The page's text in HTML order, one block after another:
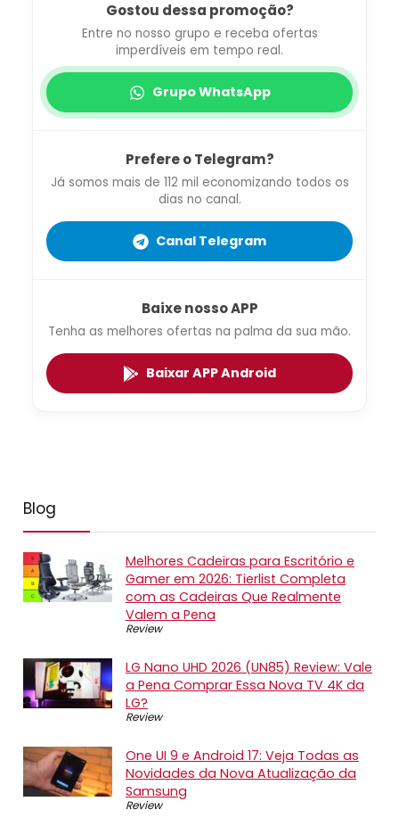
Gostou dessa promoção?
Entre no nosso grupo e receba ofertas
imperdíveis em tempo real.
Grupo WhatsApp
Prefere o Telegram?
Já somos mais de 112 mil economizando todos os
dias no canal.
Canal Telegram
Baixe nosso APP
Tenha as melhores ofertas na palma da sua mão.
Baixar APP Android
Blog
Melhores Cadeiras para Escritório e
Gamer em 2026: Tierlist Completa
com as Cadeiras Que Realmente
Valem a Pena
Review
LG Nano UHD 2026 (UN85) Review: Vale
a Pena Comprar Essa Nova TV 4K da
LG?
Review
One UI 9 e Android 17: Veja Todas as
Novidades da Nova Atualização da
Samsung
Review